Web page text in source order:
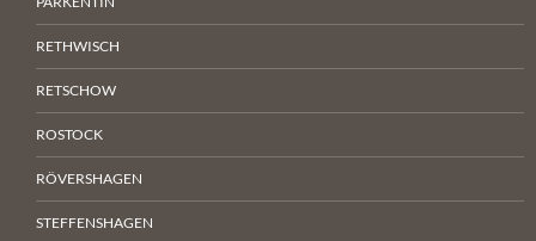
RETHWISCH
RETSCHOW
ROSTOCK
RÖVERSHAGEN
STEFFENSHAGEN